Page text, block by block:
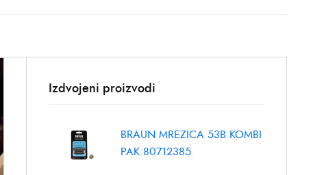
Izdvojeni proizvodi
BRAUN MREZICA 53B KOMBI
PAK 80712385